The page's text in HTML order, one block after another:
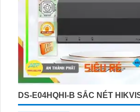
DS-E04HQHI-B SẮC NÉT